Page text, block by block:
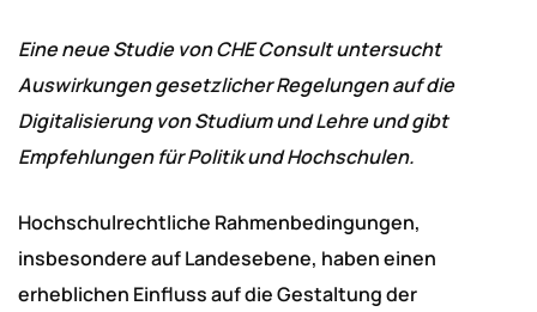
Eine neue Studie von CHE Consult untersucht
Auswirkungen gesetzlicher Regelungen auf die
Digitalisierung von Studium und Lehre und gibt
Empfehlungen für Politik und Hochschulen.
Hochschulrechtliche Rahmenbedingungen,
insbesondere auf Landesebene, haben einen
erheblichen Einfluss auf die Gestaltung der